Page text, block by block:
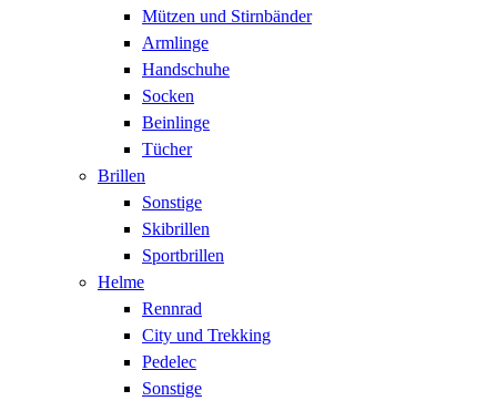
Mützen und Stirnbänder
Armlinge
Handschuhe
Socken
Beinlinge
Tücher
Brillen
Sonstige
Skibrillen
Sportbrillen
Helme
Rennrad
City und Trekking
Pedelec
Sonstige